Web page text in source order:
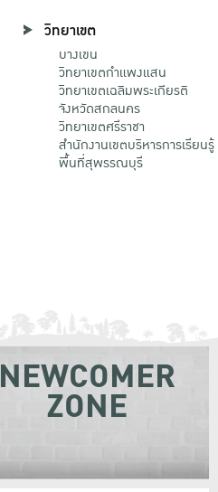
วิทยาเขต
บางเขน
วิทยาเขตกําแพงแสน
วิทยาเขตเฉลิมพระเกียรติ
จังหวัดสกลนคร
วิทยาเขตศรีราชา
สำนักงานเขตบริหารการเรียนรู้
พื้นที่สุพรรณบุรี
NEWCOMER
ZONE